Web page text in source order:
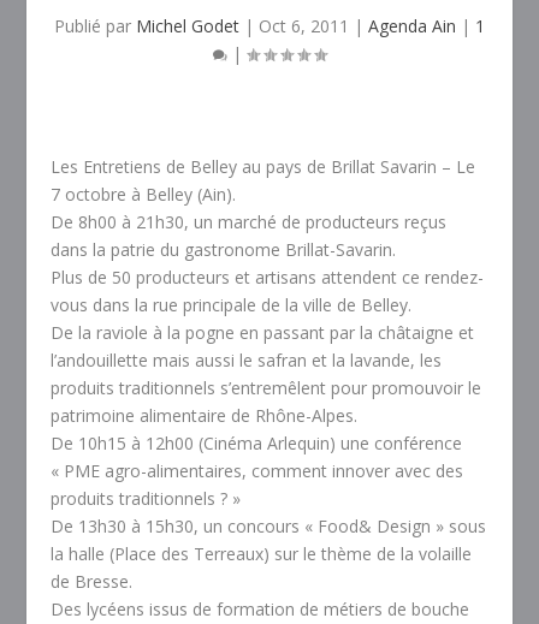
Publié par Michel Godet | Oct 6, 2011 | Agenda Ain | 1
|
Les Entretiens de Belley au pays de Brillat Savarin – Le
7 octobre à Belley (Ain).
De 8h00 à 21h30, un marché de producteurs reçus
dans la patrie du gastronome Brillat-Savarin.
Plus de 50 producteurs et artisans attendent ce rendez-
vous dans la rue principale de la ville de Belley.
De la raviole à la pogne en passant par la châtaigne et
l’andouillette mais aussi le safran et la lavande, les
produits traditionnels s’entremêlent pour promouvoir le
patrimoine alimentaire de Rhône-Alpes.
De 10h15 à 12h00 (Cinéma Arlequin) une conférence
« PME agro-alimentaires, comment innover avec des
produits traditionnels ? »
De 13h30 à 15h30, un concours « Food& Design » sous
la halle (Place des Terreaux) sur le thème de la volaille
de Bresse.
Des lycéens issus de formation de métiers de bouche